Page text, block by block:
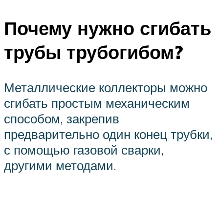
Почему нужно сгибать
трубы трубогибом?
Металлические коллекторы можно
сгибать простым механическим
способом, закрепив
предварительно один конец трубки,
с помощью газовой сварки,
другими методами.